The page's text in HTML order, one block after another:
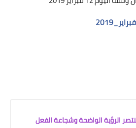
الرؤية الواضحة وشجاعة الفعل